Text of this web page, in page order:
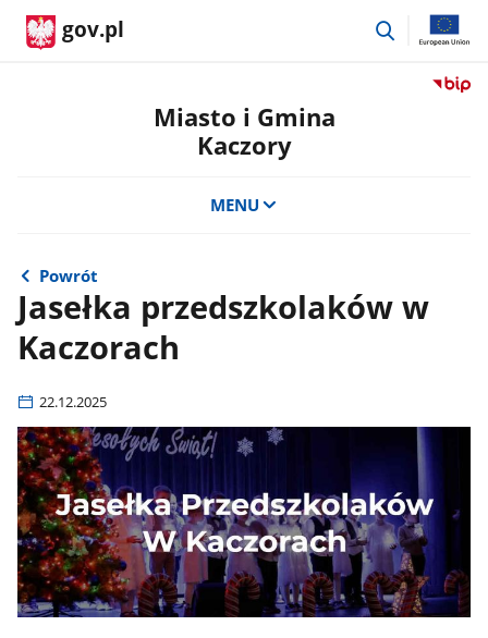
gov.pl
przejdź
Przejdź
Miasto i Gmina
Kaczory
MENU
Powrót
Jasełka przedszkolaków w
Kaczorach
22.12.2025